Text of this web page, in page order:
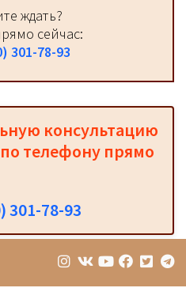
ждать?
сейчас:
301-78-93
консультацию
телефону прямо
301-78-93